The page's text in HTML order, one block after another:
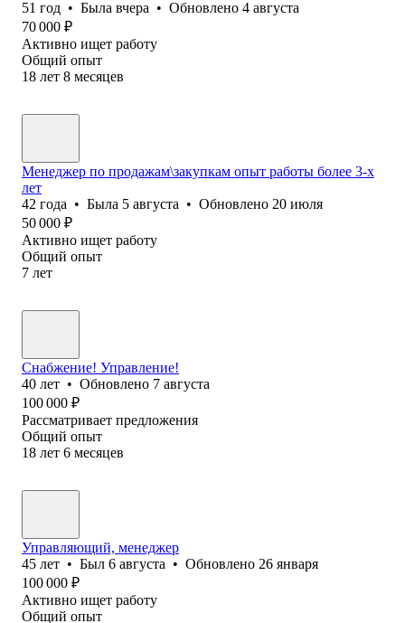
51 год • Была вчера • Обновлено 4 августа
70 000 ₽
Активно ищет работу
Общий опыт
18 лет 8 месяцев
Менеджер по продажам\закупкам опыт работы более 3-х
лет
42 года • Была 5 августа • Обновлено 20 июля
50 000 ₽
Активно ищет работу
Общий опыт
7 лет
Снабжение! Управление!
40 лет • Обновлено 7 августа
100 000 ₽
Рассматривает предложения
Общий опыт
18 лет 6 месяцев
Управляющий, менеджер
45 лет • Был 6 августа • Обновлено 26 января
100 000 ₽
Активно ищет работу
Общий опыт